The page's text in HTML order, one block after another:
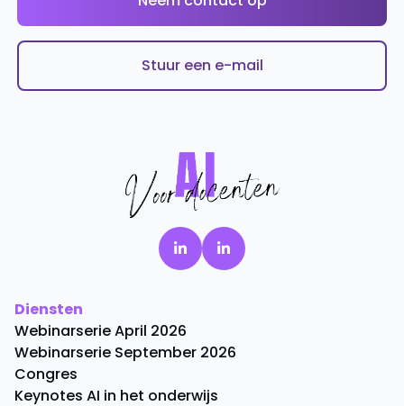
Stuur een e-mail
Diensten
Webinarserie April 2026
Webinarserie September 2026
Congres
Keynotes AI in het onderwijs